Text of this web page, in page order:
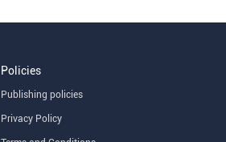
Policies
Publishing policies
Privacy Policy